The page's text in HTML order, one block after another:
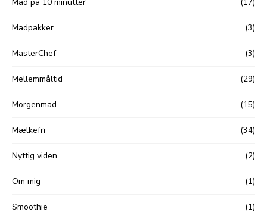
Madpakker (3)
MasterChef (3)
Mellemmåltid (29)
Morgenmad (15)
Mælkefri (34)
Nyttig viden (2)
Om mig (1)
Smoothie (1)